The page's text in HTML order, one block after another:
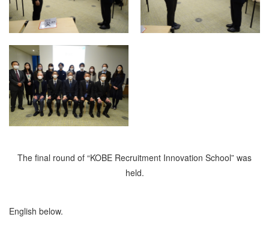
The final round of “KOBE Recruitment Innovation School” was
held.
English below.